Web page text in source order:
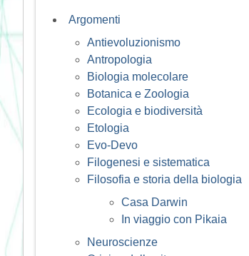
Argomenti
Antievoluzionismo
Antropologia
Biologia molecolare
Botanica e Zoologia
Ecologia e biodiversità
Etologia
Evo-Devo
Filogenesi e sistematica
Filosofia e storia della biologia
Casa Darwin
In viaggio con Pikaia
Neuroscienze